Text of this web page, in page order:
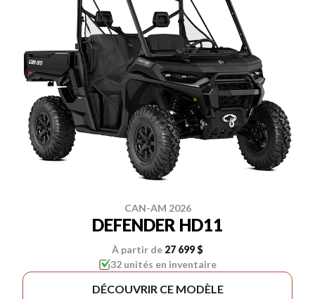
CAN-AM 2026
DEFENDER HD11
À partir de 27 699 $
32 unités en inventaire
DÉCOUVRIR CE MODÈLE